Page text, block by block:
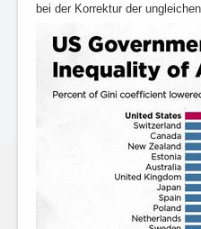
bei der Korrektur der